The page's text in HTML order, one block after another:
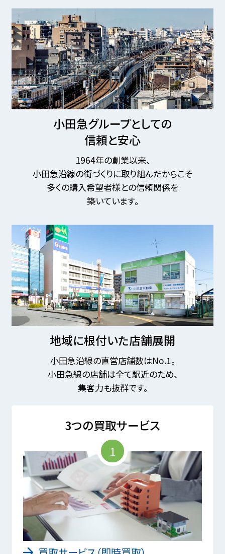
小田急グループとしての
信頼と安心
1964年の創業以来、
小田急沿線の街づくりに取り組んだからこそ
多くの購入希望者様との信頼関係を
築いています。
地域に根付いた店舗展開
小田急沿線の直営店舗数はNo.1。
小田急線の店舗は全て駅近のため、
集客力も抜群です。
3つの買取サービス
1